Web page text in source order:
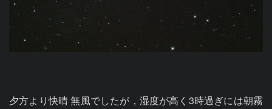
夕方より快晴 無風でしたが，湿度が高く3時過ぎには朝霧